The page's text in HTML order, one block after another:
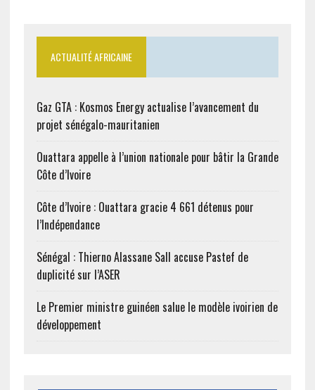
ACTUALITÉ AFRICAINE
Gaz GTA : Kosmos Energy actualise l’avancement du
projet sénégalo-mauritanien
Ouattara appelle à l’union nationale pour bâtir la Grande
Côte d’Ivoire
Côte d’Ivoire : Ouattara gracie 4 661 détenus pour
l’Indépendance
Sénégal : Thierno Alassane Sall accuse Pastef de
duplicité sur l’ASER
Le Premier ministre guinéen salue le modèle ivoirien de
développement